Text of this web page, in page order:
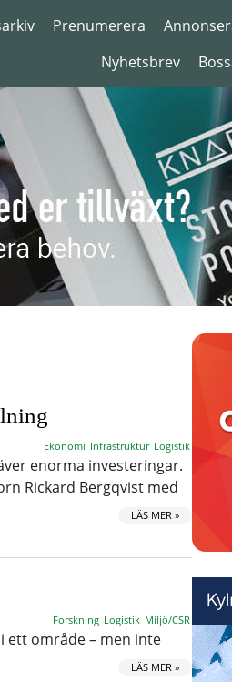
Prenumerera
Nyhetsbrev
Ekonomi Infrastruktur Logistik
enorma investeringar.
Rickard Bergqvist med
LÄS MER »
Forskning Logistik Miljö/CSR
ett område – men inte
LÄS MER »